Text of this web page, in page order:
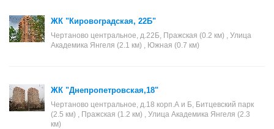
ЖК "Кировоградская, 22Б"
Чертаново центральное, д.22Б, Пражская (0.2 км) , Улица
Академика Янгеля (2.1 км) , Южная (0.7 км)
ЖК "Днепропетровская,18"
Чертаново центральное, д.18 корп.А и Б, Битцевский парк
(2.5 км) , Пражская (1.2 км) , Улица Академика Янгеля (2.3
км)